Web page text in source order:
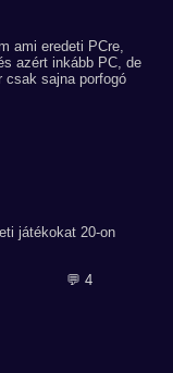
ami eredeti PCre,
azért inkább PC, de
csak sajna porfogó
játékokat 20-on
💬 4